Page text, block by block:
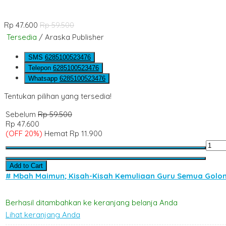
Rp 47.600 Rp 59.500
Tersedia / Araska Publisher
SMS 6285100523476
Telepon 6285100523476
Whatsapp 6285100523476
Tentukan pilihan yang tersedia!
Sebelum Rp 59.500
Rp 47.600
(OFF 20%) Hemat Rp 11.900
Add to Cart
# Mbah Maimun; Kisah-Kisah Kemuliaan Guru Semua
Berhasil ditambahkan ke keranjang belanja Anda
Lihat keranjang Anda